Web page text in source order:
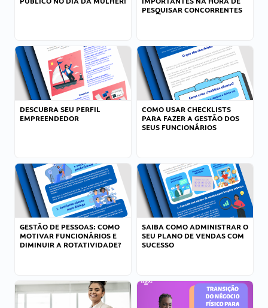
PESQUISAR CONCORRENTES
DESCUBRA SEU PERFIL
EMPREENDEDOR
COMO USAR CHECKLISTS
PARA FAZER A GESTÃO DOS
SEUS FUNCIONÁRIOS
GESTÃO DE PESSOAS: COMO
MOTIVAR FUNCIONÁRIOS E
DIMINUIR A ROTATIVIDADE?
SAIBA COMO ADMINISTRAR O
SEU PLANO DE VENDAS COM
SUCESSO